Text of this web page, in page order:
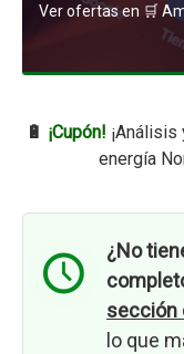
Ver ofertas en 🛒
🔋 ¡Cupón!
energía
¿No
sección
lo que